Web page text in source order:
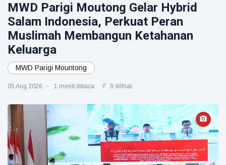
MWD Parigi Moutong Gelar Hybrid
Salam Indonesia, Perkuat Peran
Muslimah Membangun Ketahanan
Keluarga
MWD Parigi Mountong
05 Aug 2026 1 menit dibaca 9 dilihat